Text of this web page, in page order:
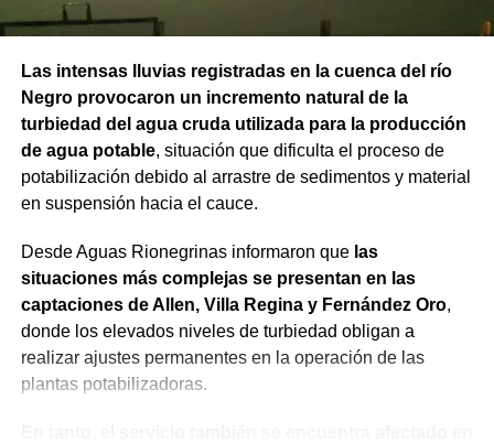
Las intensas lluvias registradas en la cuenca del río
Negro provocaron un incremento natural de la
turbiedad del agua cruda utilizada para la producción
de agua potable, situación que dificulta el proceso de
potabilización debido al arrastre de sedimentos y material
en suspensión hacia el cauce.
Desde Aguas Rionegrinas informaron que las
situaciones más complejas se presentan en las
captaciones de Allen, Villa Regina y Fernández Oro,
donde los elevados niveles de turbiedad obligan a
realizar ajustes permanentes en la operación de las
plantas potabilizadoras.